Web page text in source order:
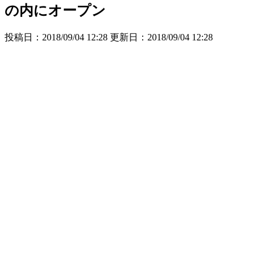
の内にオープン
投稿日：2018/09/04 12:28 更新日： 2018/09/04 12:28